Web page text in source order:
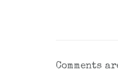
Comments